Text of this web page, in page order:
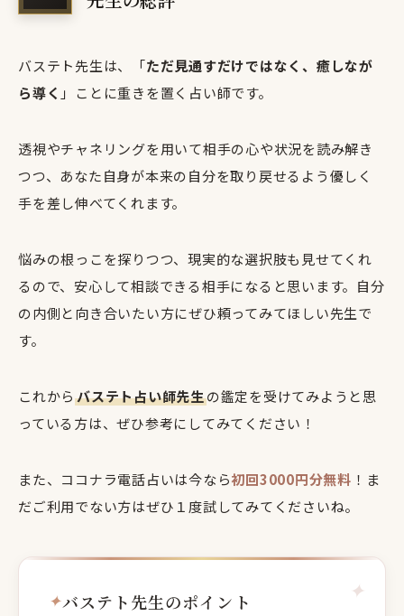
バステト先生は、「ただ見通すだけではなく、癒しなが
ら導く 」ことに重きを置く占い師です。
透視やチャネリングを用いて相手の心や状況を読み解き
つつ、あなた自身が本来の自分を取り戻せるよう優しく
手を差し伸べてくれます。
悩みの根っこを探りつつ、現実的な選択肢も見せてくれ
るので、安心して相談できる相手になると思います。自分
の内側と向き合いたい方にぜひ頼ってみてほしい先生で
す。
これからバステト占い師先生の鑑定を受けてみようと思
っている方は、ぜひ参考にしてみてください！
また、ココナラ電話占いは今なら初回3000円分無料 ！ま
だご利用でない方はぜひ１度試してみてくださいね。
バステト先生のポイント